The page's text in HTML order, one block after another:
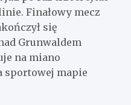
Finałowy mecz
się
Grunwaldem
na miano
sportowej mapie